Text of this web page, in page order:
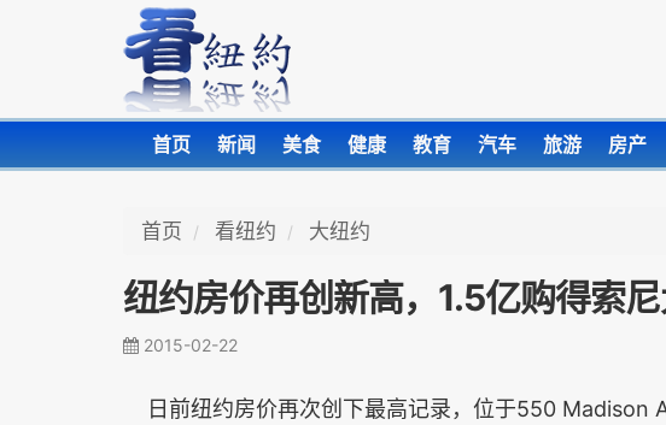
首页 新闻 美食 健康 教育 汽车 旅游 房产
首页 看纽约 大纽约
纽约房价再创新高，1.5亿购得索
2015-02-22
日前纽约房价再次创下最高记录，位于550 Madison